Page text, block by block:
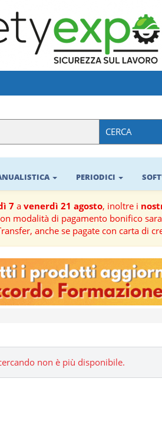
CERCA
PERIODICI
7a venerdì 21 agosto, inoltre i
modalità di pagamento bonifico
anche se pagate con carta di
non è più disponibile.